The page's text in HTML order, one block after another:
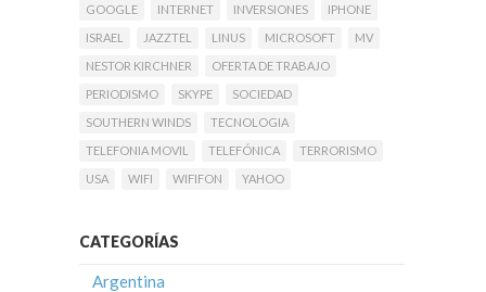
GOOGLE
INTERNET INVERSIONES
IPHONE
ISRAEL
JAZZTEL LINUS MICROSOFT
MV
NESTOR KIRCHNER
OFERTA DE TRABAJO
PERIODISMO
SKYPE
SOCIEDAD
SOUTHERN WINDS
TECNOLOGIA
TELEFONIA MOVIL
TELEFÓNICA
TERRORISMO
USA
WIFI WIFIFON YAHOO
CATEGORÍAS
Argentina